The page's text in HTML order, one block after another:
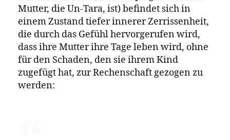
Mutter, die Un-Tara, ist) befindet sich in
einem Zustand tiefer innerer Zerrissenheit,
die durch das Gefühl hervorgerufen wird,
dass ihre Mutter ihre Tage leben wird, ohne
für den Schaden, den sie ihrem Kind
zugefügt hat, zur Rechenschaft gezogen zu
werden: